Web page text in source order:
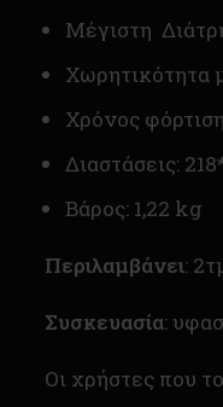
Μέγιστη
Χωρητικότητα
Χρόνος
Διαστάσεις:
Βάρος: 1,22 kg
Περιλαμβάνει:
Συσκευασία:
Οι χρήστες που